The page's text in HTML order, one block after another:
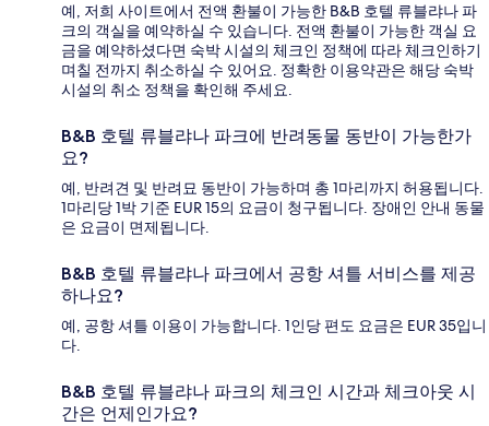
예, 저희 사이트에서 전액 환불이 가능한 B&B 호텔 류블랴나 파
크의 객실을 예약하실 수 있습니다. 전액 환불이 가능한 객실 요
금을 예약하셨다면 숙박 시설의 체크인 정책에 따라 체크인하기
며칠 전까지 취소하실 수 있어요. 정확한 이용약관은 해당 숙박
시설의 취소 정책을 확인해 주세요.
B&B 호텔 류블랴나 파크에 반려동물 동반이 가능한가
요?
예, 반려견 및 반려묘 동반이 가능하며 총 1마리까지 허용됩니다.
1마리당 1박 기준 EUR 15의 요금이 청구됩니다. 장애인 안내 동물
은 요금이 면제됩니다.
B&B 호텔 류블랴나 파크에서 공항 셔틀 서비스를 제공
하나요?
예, 공항 셔틀 이용이 가능합니다. 1인당 편도 요금은 EUR 35입니
다.
B&B 호텔 류블랴나 파크의 체크인 시간과 체크아웃 시
간은 언제인가요?